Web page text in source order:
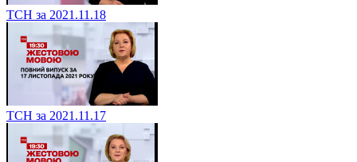
ТСН за 2021.11.18
ТСН за 2021.11.17